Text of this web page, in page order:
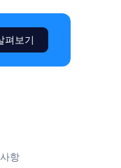
펴보기
항